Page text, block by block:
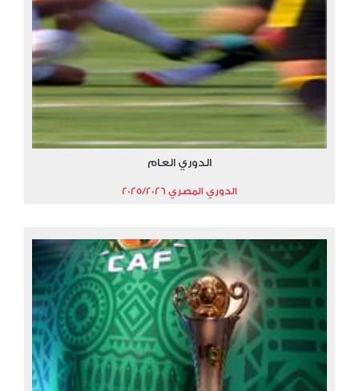
الدوري العام
الدوري المصري 2025/2026